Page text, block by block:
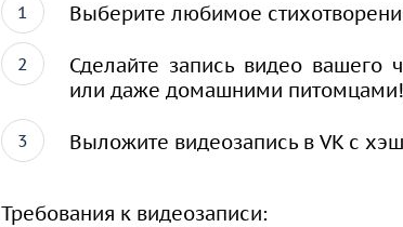
Выберите любимое
Сделайте запись видео
или даже домашними
Выложите видеозапись в VK с
Требования к видеозаписи: